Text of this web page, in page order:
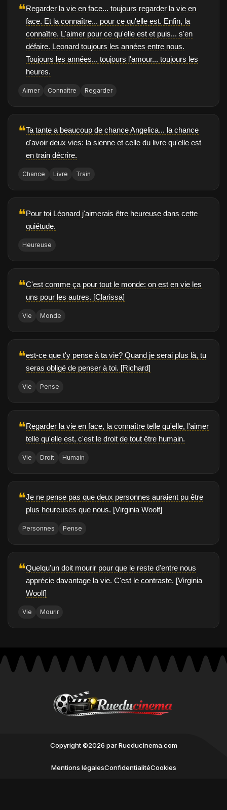
❝Regarder la vie en face... toujours regarder la vie en
face. Et la connaître... pour ce qu'elle est. Enfin, la
connaître. L'aimer pour ce qu'elle est et puis... s'en
défaire. Leonard toujours les années entre nous.
Toujours les années... toujours l'amour... toujours les
heures.
Aimer Connaître Regarder
❝Ta tante a beaucoup de chance Angelica... la chance
d'avoir deux vies: la sienne et celle du livre qu'elle est
en train décrire.
Chance Livre Train
❝Pour toi Léonard j'aimerais être heureuse dans cette
quiétude.
Heureuse
❝C'est comme ça pour tout le monde: on est en vie les
uns pour les autres. [Clarissa]
Vie Monde
❝est-ce que t'y pense à ta vie? Quand je serai plus là, tu
seras obligé de penser à toi. [Richard]
Vie Pense
❝Regarder la vie en face, la connaître telle qu'elle, l'aimer
telle qu'elle est, c'est le droit de tout être humain.
Vie Droit Humain
❝Je ne pense pas que deux personnes auraient pu être
plus heureuses que nous. [Virginia Woolf]
Personnes Pense
❝Quelqu'un doit mourir pour que le reste d'entre nous
apprécie davantage la vie. C'est le contraste. [Virginia
Woolf]
Vie Mourir
Copyright ©2026 par Rueducinema.com
Mentions légalesConfidentialitéCookies